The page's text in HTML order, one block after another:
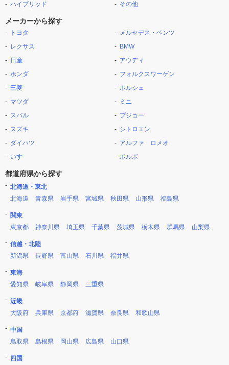
ハイブリッド
その他
メーカーから探す
トヨタ
レクサス
日産
ホンダ
三菱
マツダ
スバル
スズキ
ダイハツ
いすゞ
メルセデス・ベンツ
BMW
アウディ
フォルクスワーゲン
ポルシェ
ミニ
プジョー
シトロエン
アルファ ロメオ
ボルボ
都道府県から探す
北海道・東北
北海道
青森県 岩手県 宮城県 秋田県 山形県 福島県
関東
東京都
神奈川県 埼玉県 千葉県 茨城県 栃木県 群馬県 山梨県
信越・北陸
新潟県
長野県 富山県 石川県 福井県
東海
愛知県
岐阜県 静岡県 三重県
近畿
大阪府
兵庫県 京都府 滋賀県 奈良県 和歌山県
中国
鳥取県
島根県 岡山県 広島県 山口県
四国